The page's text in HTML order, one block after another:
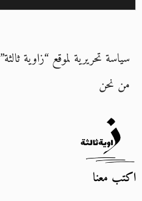
سياسة تحريرية لموقع “زاوية ثالثة”
من نحن
اكتب معنا